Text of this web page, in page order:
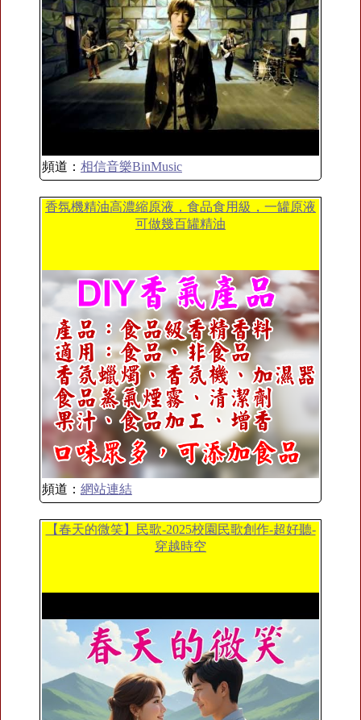
頻道： 相信音樂BinMusic
香氛機精油高濃縮原液，食品食用級，一罐原液
可做幾百罐精油
頻道： 網站連結
【春天的微笑】民歌-2025校園民歌創作-超好聽-
穿越時空